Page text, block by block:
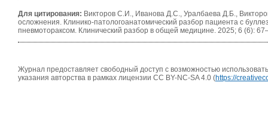
Для цитирования: Викторов С.И., Иванова Д.С., Уралбаева Д.Б.,
осложнения. Клинико-патологоанатомический разбор пациента с
пневмотораксом. Клинический разбор в общей медицине. 2025; 6 (6):
Журнал предоставляет свободный доступ с возможностью
указания авторства в рамках лицензии CC BY-NC-SA 4.0 (https://